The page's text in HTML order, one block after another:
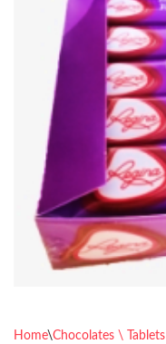
Home\Chocolates \ Tablets